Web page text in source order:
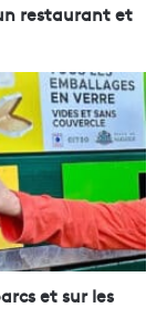
restaurant et
et sur les